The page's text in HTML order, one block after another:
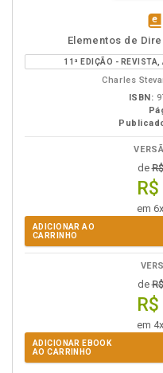
em
Elementos de
11ª EDIÇÃO -
Charles
ISBN:
de
em
ADICIONAR AO
CARRINHO
de
em
ADICIONAR EBOOK
AO CARRINHO